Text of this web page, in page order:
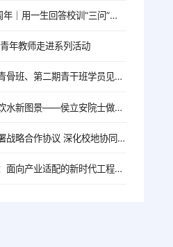
纪念张含英诞辰126周年｜用一生回答校训“三问”的北洋老校长
年教师走进系列活动
天津大学举办第三期青骨班、第二期青干班学员见面会
以膜为笔，绘就健康饮水新图景——侯立安院士做客院士大讲堂
静海区与天津大学签署战略合作协议 深化校地协同 共启发展新篇
《中国考试》柴立元：面向产业适配的新时代工程人才培养改革探索——以天津大学为例